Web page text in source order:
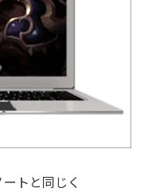
トと同じく